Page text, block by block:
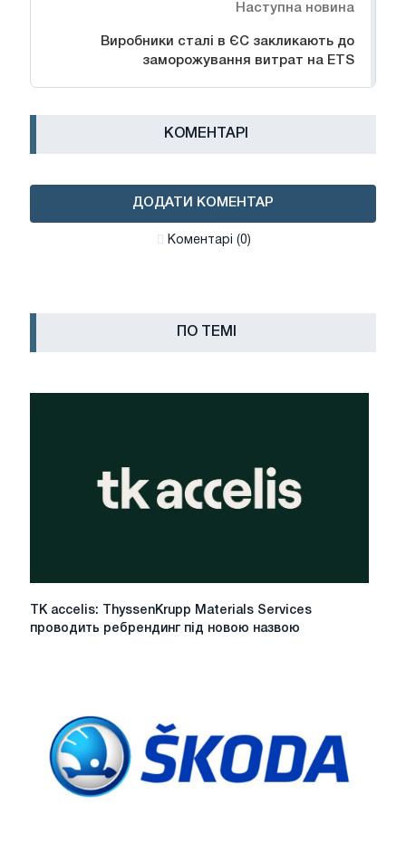
Наступна новина
Виробники сталі в ЄС закликають до
заморожування витрат на ETS
КОМЕНТАРІ
ДОДАТИ КОМЕНТАР
Коментарі (0)
ПО ТЕМІ
TK
ребрендинг
новою
назвою
TK accelis: ThyssenKrupp Materials Services
проводить ребрендинг під новою назвою